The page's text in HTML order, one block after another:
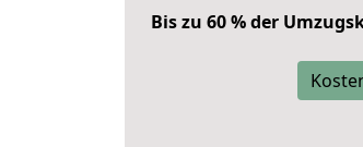
Bis zu 60 % der